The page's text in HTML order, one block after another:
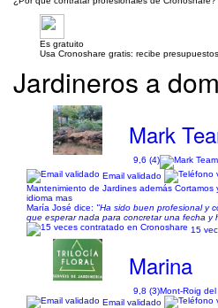
Es gratuito
Usa Cronoshare gratis: recibe
Jardineros a
Mark
9,6 (4)
Email validado
Mantenimiento de Jardines además
idioma mas
María José dice: "Ha sido buen profesional y
que esperar nada para concretar una fecha y
15
Marina
9,8 (3)Mont-Roig
Email validado